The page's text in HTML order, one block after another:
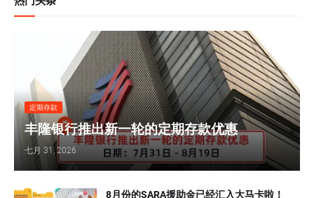
定期存款
丰隆银行推出新一轮的定期存款优惠
七月 31, 2026
8月份的SARA援助金已经汇入大马卡啦！